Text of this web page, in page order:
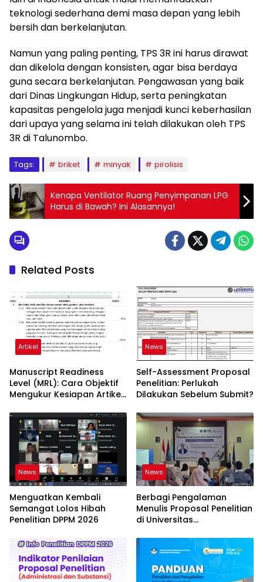
teknologi sederhana demi masa depan yang lebih
bersih dan berkelanjutan.
Namun yang paling penting, TPS 3R ini harus dirawat
dan dikelola dengan konsisten, agar bisa berdaya
guna secara berkelanjutan. Pengawasan yang baik
dari Dinas Lingkungan Hidup, serta peningkatan
kapasitas pengelola juga menjadi kunci keberhasilan
dari upaya yang selama ini telah dilakukan oleh TPS
3R di Talunombo.
Tags: briket minyak pirolisis
Kenapa Ventilator Ruang Penyimpanan LPG
Harus di Bawah? Ini Alasannya!
Related Posts
Artikel
Manuscript Readiness
Level (MRL): Cara Objektif
Mengukur Kesiapan Artikel
News
Self-Assessment Proposal
Penelitian: Perlukah
Dilakukan Sebelum Submit?
News
Menguatkan Kembali
Semangat Lolos Hibah
Penelitian DPPM 2026
News
Berbagi Pengalaman
Menulis Proposal Penelitian
di Universitas